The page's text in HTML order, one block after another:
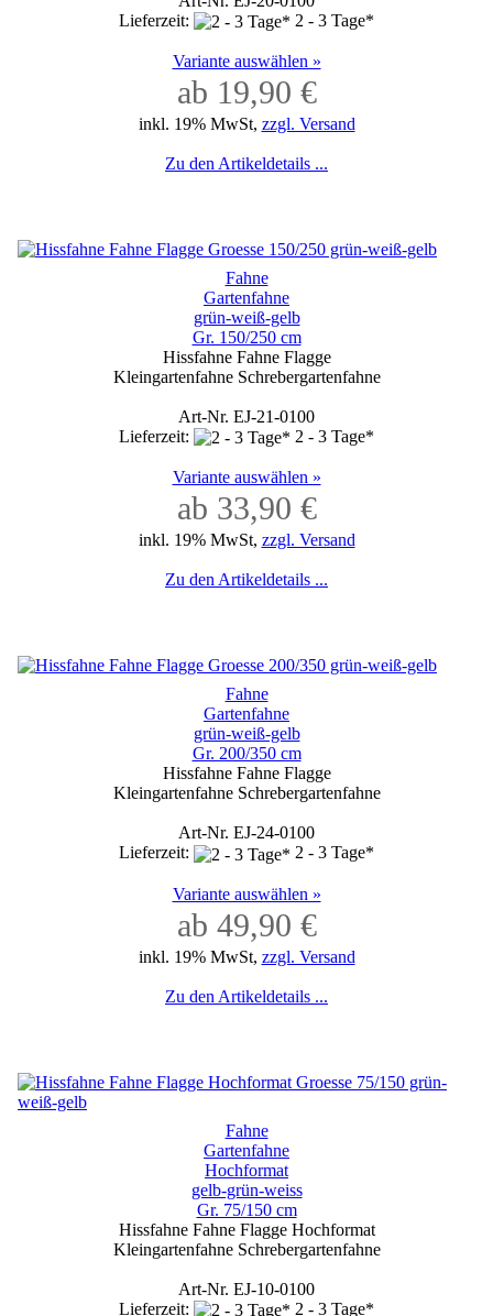
Lieferzeit:
2 - 3 Tage*
Variante auswählen »
ab 19,90 €
inkl. 19% MwSt, zzgl. Versand
Zu den Artikeldetails ...
Fahne
Gartenfahne
grün-weiß-gelb
Gr. 150/250 cm
Hissfahne Fahne Flagge
Kleingartenfahne Schrebergartenfahne
Art-Nr. EJ-21-0100
Lieferzeit:
2 - 3 Tage*
Variante auswählen »
ab 33,90 €
inkl. 19% MwSt, zzgl. Versand
Zu den Artikeldetails ...
Fahne
Gartenfahne
grün-weiß-gelb
Gr. 200/350 cm
Hissfahne Fahne Flagge
Kleingartenfahne Schrebergartenfahne
Art-Nr. EJ-24-0100
Lieferzeit:
2 - 3 Tage*
Variante auswählen »
ab 49,90 €
inkl. 19% MwSt, zzgl. Versand
Zu den Artikeldetails ...
Fahne
Gartenfahne
Hochformat
gelb-grün-weiss
Gr. 75/150 cm
Hissfahne Fahne Flagge Hochformat
Kleingartenfahne Schrebergartenfahne
Art-Nr. EJ-10-0100
Lieferzeit:
2 - 3 Tage*